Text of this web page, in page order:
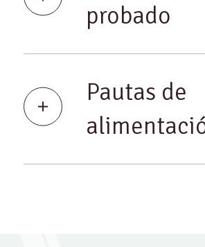
probado
Pautas de